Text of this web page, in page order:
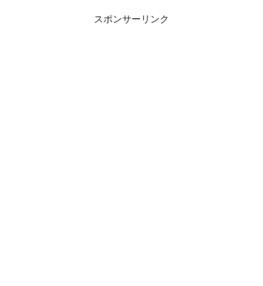
スポンサーリンク